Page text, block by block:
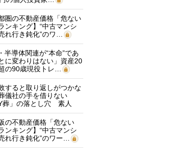
圏の不動産価格「危ない
ンキング】“中古マンシ
れ行き鈍化”のワ…
半導体関連が“本命”であ
に変わりはない」資産20
の90歳現役トレ…
すると取り返しがつかな
儀社の手を借りない
葬」の落とし穴 素人
の不動産価格「危ない
ンキング】“中古マンシ
れ行き鈍化”のワー…